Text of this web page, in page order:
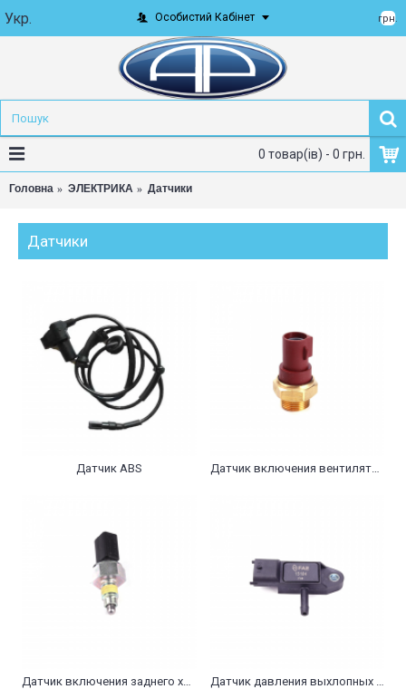
Укр. грн.
Особистий Кабінет
0 товар(ів) - 0 грн.
Головна ЭЛЕКТРИКА Датчики
Датчики
Датчик ABS Датчик включения вентилятора
Датчик включения заднего хода Датчик давления выхлопных газов